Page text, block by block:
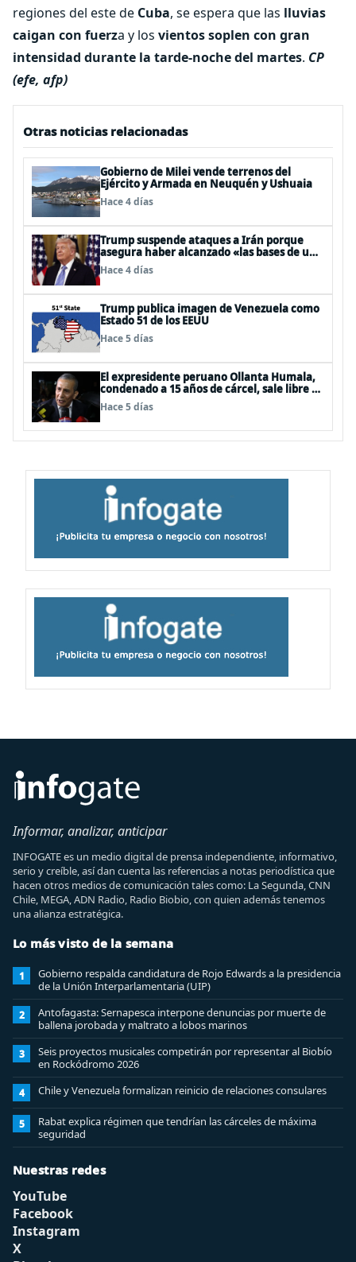
regiones del este de Cuba, se espera que las lluvias
caigan con fuerza y los vientos soplen con gran
intensidad durante la tarde-noche del martes. CP
(efe, afp)
Otras noticias relacionadas
Gobierno de Milei vende terrenos del
Ejército y Armada en Neuquén y Ushuaia
Hace 4 días
Trump suspende ataques a Irán porque
asegura haber alcanzado «las bases de un
acuerdo»
Hace 4 días
Trump publica imagen de Venezuela como
Estado 51 de los EEUU
Hace 5 días
El expresidente peruano Ollanta Humala,
condenado a 15 años de cárcel, sale libre al
anularse su caso
Hace 5 días
Informar, analizar, anticipar
INFOGATE es un medio digital de prensa independiente, informativo,
serio y creíble, así dan cuenta las referencias a notas periodística que
hacen otros medios de comunicación tales como: La Segunda, CNN
Chile, MEGA, ADN Radio, Radio Biobio, con quien además tenemos
una alianza estratégica.
Lo más visto de la semana
1
Gobierno respalda candidatura de Rojo Edwards a la presidencia
de la Unión Interparlamentaria (UIP)
2
Antofagasta: Sernapesca interpone denuncias por muerte de
ballena jorobada y maltrato a lobos marinos
3
Seis proyectos musicales competirán por representar al Biobío
en Rockódromo 2026
4 Chile y Venezuela formalizan reinicio de relaciones consulares
5
Rabat explica régimen que tendrían las cárceles de máxima
seguridad
Nuestras redes
YouTube
Facebook
Instagram
X